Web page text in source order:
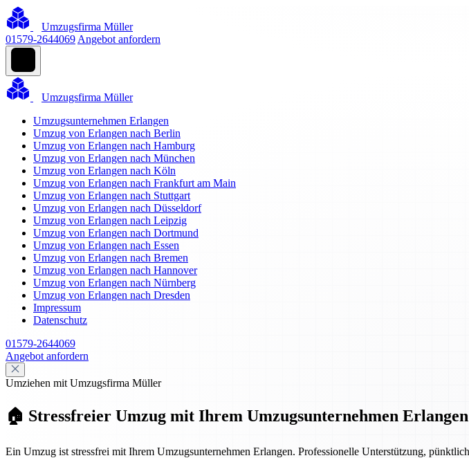
Umzugsfirma Müller
01579-2644069 Angebot anfordern
Umzugsfirma Müller
Umzugsunternehmen Erlangen
Umzug von Erlangen nach Berlin
Umzug von Erlangen nach Hamburg
Umzug von Erlangen nach München
Umzug von Erlangen nach Köln
Umzug von Erlangen nach Frankfurt am Main
Umzug von Erlangen nach Stuttgart
Umzug von Erlangen nach Düsseldorf
Umzug von Erlangen nach Leipzig
Umzug von Erlangen nach Dortmund
Umzug von Erlangen nach Essen
Umzug von Erlangen nach Bremen
Umzug von Erlangen nach Hannover
Umzug von Erlangen nach Nürnberg
Umzug von Erlangen nach Dresden
Impressum
Datenschutz
01579-2644069
Angebot anfordern
Umziehen mit Umzugsfirma Müller
🏠 Stressfreier Umzug mit Ihrem Umzugsunternehmen Erlangen
Ein Umzug ist stressfrei mit Ihrem Umzugsunternehmen Erlangen. Professionelle Unterstützung,